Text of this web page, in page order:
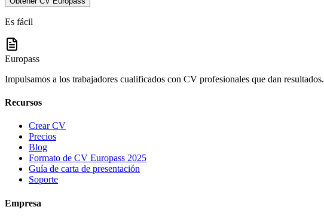
Es fácil
Europass
Impulsamos a los trabajadores cualificados con CV profesionales que dan resultados.
Recursos
Crear CV
Precios
Blog
Formato de CV Europass 2025
Guía de carta de presentación
Soporte
Empresa